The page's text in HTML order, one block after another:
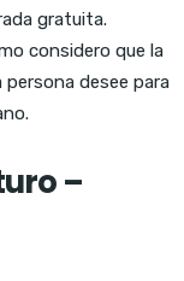
gratuita.
considero que la
desee para
–